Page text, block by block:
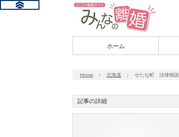
ホーム
Home 北海道 せたな町 法律相談
記事の詳細